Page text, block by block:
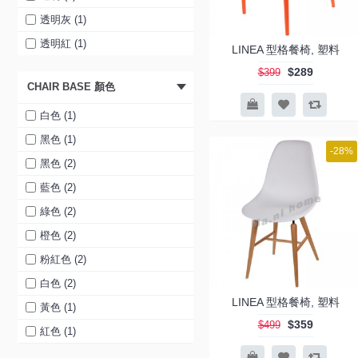
透明灰 (1)
透明紅 (1)
CHAIR BASE 顏色
白色 (1)
黑色 (1)
黑色 (2)
藍色 (2)
綠色 (2)
橙色 (2)
粉紅色 (2)
白色 (2)
黃色 (1)
紅色 (1)
LINEA 型格餐椅, 塑料
$399 $289
-28%
LINEA 型格餐椅, 塑料
$499 $359